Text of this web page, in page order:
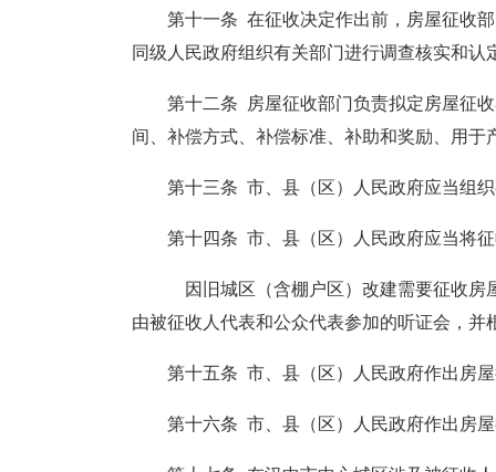
第十一条 在征收决定作出前，房屋征收
同级人民政府组织有关部门进行调查核实和
第十二条 房屋征收部门负责拟定房屋征
间、补偿方式、补偿标准、补助和奖励、用
第十三条 市、县（区）人民政府应当组
第十四条 市、县（区）人民政府应当将
因旧城区（含棚户区）改建需要征收房
由被征收人代表和公众代表参加的听证会，
第十五条 市、县（区）人民政府作出房
第十六条 市、县（区）人民政府作出房